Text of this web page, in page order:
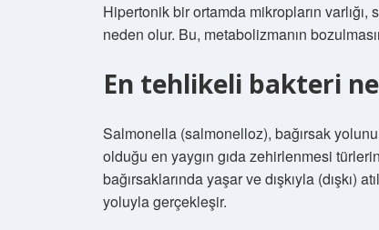
Hipertonik bir ortamda mikropların
neden olur. Bu, metabolizmanın
En tehlikeli bakteri
Salmonella (salmonelloz), bağırsak
olduğu en yaygın gıda zehirlenmesi
bağırsaklarında yaşar ve dışkıyla (dışkı)
yoluyla gerçekleşir.